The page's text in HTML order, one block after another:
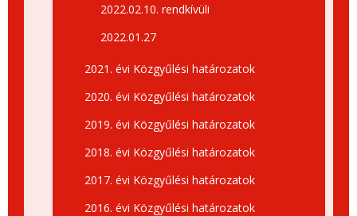
2022.02.10. rendkívüli
2022.01.27
2021. évi Közgyűlési határozatok
2020. évi Közgyűlési határozatok
2019. évi Közgyűlési határozatok
2018. évi Közgyűlési határozatok
2017. évi Közgyűlési határozatok
2016. évi Közgyűlési határozatok